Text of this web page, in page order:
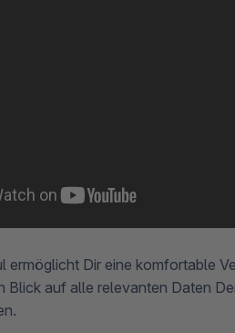
ermöglicht Dir eine komfortable
Blick auf alle relevanten Daten